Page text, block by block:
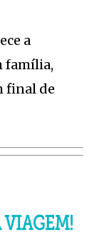
a
família,
final de